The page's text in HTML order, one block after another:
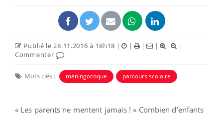
Publié le 28.11.2016 à 18h18 | | | |
|
Commenter
Mots clés : méningocoque parcours scolaire
« Les parents ne mentent jamais ! » Combien d’enfants